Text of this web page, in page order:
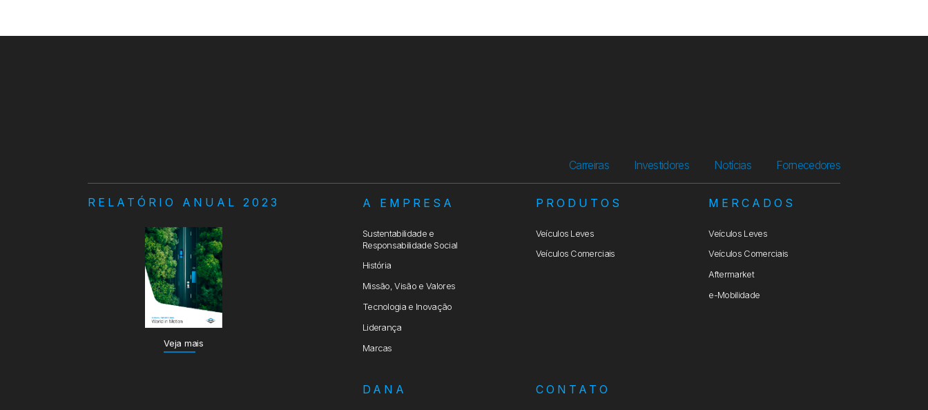
Carreiras Investidores Notícias Fornecedores
RELATÓRIO ANUAL 2023
Veja mais
A EMPRESA
Sustentabilidade e
Responsabilidade Social
História
Missão, Visão e Valores
Tecnologia e Inovação
Liderança
Marcas
PRODUTOS
Veículos Leves
Veículos Comerciais
MERCADOS
Veículos Leves
Veículos Comerciais
Aftermarket
e-Mobilidade
DANA CONTATO